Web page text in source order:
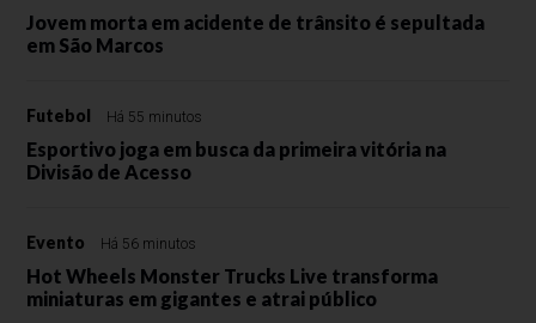
Jovem morta em acidente de trânsito é sepultada
em São Marcos
Futebol Há 55 minutos
Esportivo joga em busca da primeira vitória na
Divisão de Acesso
Evento Há 56 minutos
Hot Wheels Monster Trucks Live transforma
miniaturas em gigantes e atrai público